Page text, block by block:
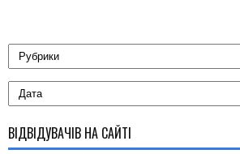
ВІДВІДУВАЧІВ НА САЙТІ